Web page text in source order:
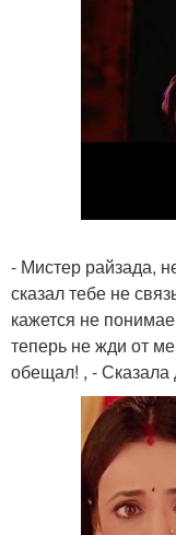
- Мистер райзада,
сказал тебе не
кажется не
теперь не жди от
обещал! , - Сказала